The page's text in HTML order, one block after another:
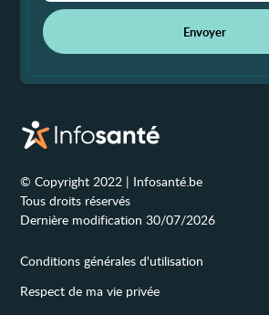
Envoyer
© Copyright 2022 | Infosanté.be
Tous droits réservés
Dernière modification 30/07/2026
Conditions générales d'utilisation
Respect de ma vie privée